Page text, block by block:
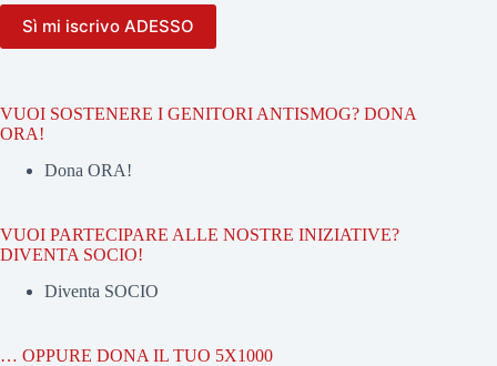
VUOI SOSTENERE I GENITORI ANTISMOG? DONA
ORA!
Dona ORA!
VUOI PARTECIPARE ALLE NOSTRE INIZIATIVE?
DIVENTA SOCIO!
Diventa SOCIO
… OPPURE DONA IL TUO 5X1000